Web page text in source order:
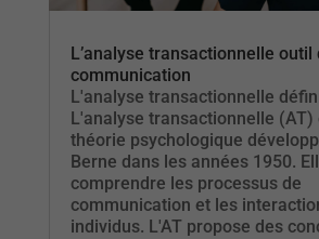
L’analyse transactionnelle outil
communication
L'analyse transactionnelle
L'analyse transactionnelle (AT)
théorie psychologique
Berne dans les années 1950.
comprendre les processus de
communication et les
individus. L'AT propose des